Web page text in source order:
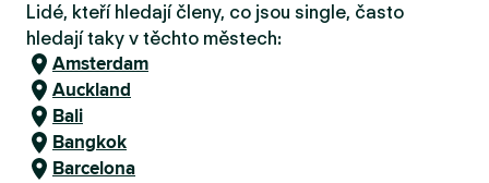
Lidé, kteří hledají členy, co jsou single, často
hledají taky v těchto městech:
Amsterdam
Auckland
Bali
Bangkok
Barcelona